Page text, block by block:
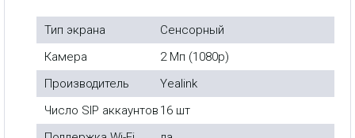
Тип экрана
Сенсорный
Камера
2 Мп (1080p)
Производитель
Yealink
Число SIP аккаунтов 16 шт